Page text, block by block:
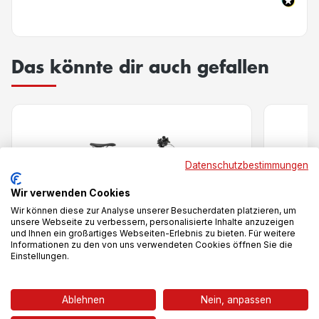
Das könnte dir auch gefallen
Vergleich
Datenschutzbestimmungen
Wir verwenden Cookies
Wir können diese zur Analyse unserer Besucherdaten platzieren, um
unsere Webseite zu verbessern, personalisierte Inhalte anzuzeigen
und Ihnen ein großartiges Webseiten-Erlebnis zu bieten. Für weitere
Informationen zu den von uns verwendeten Cookies öffnen Sie die
Einstellungen.
Ablehnen Nein, anpassen